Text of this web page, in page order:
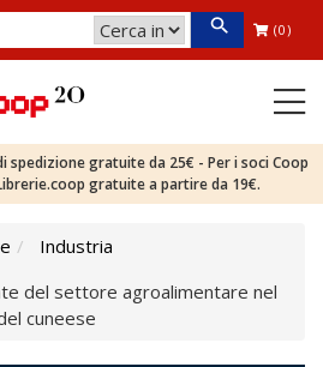
(0)
spedizione gratuite da 25€ - Per i soci Coop
gratuite a partire da 19€.
Industria
del settore agroalimentare nel
cuneese